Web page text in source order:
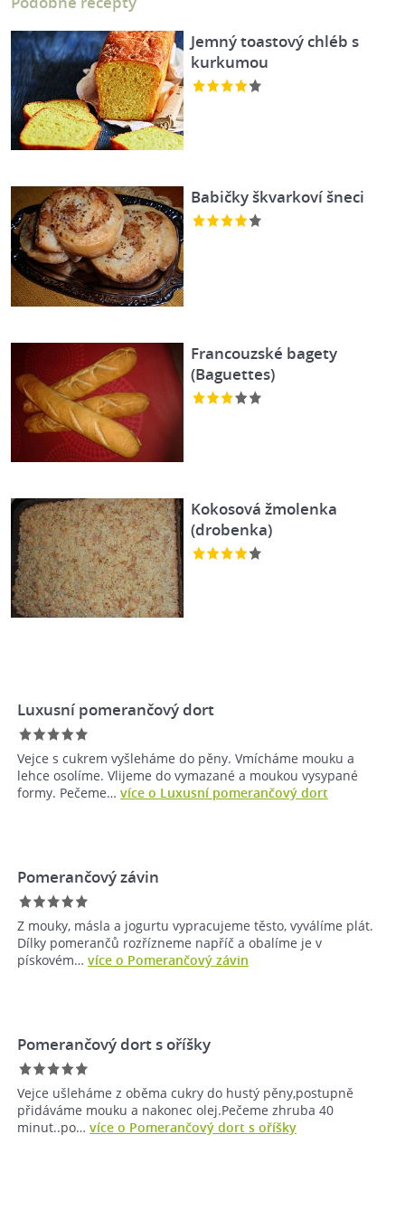
Jemný toastový chléb s
kurkumou
Babičky škvarkoví šneci
Francouzské bagety
(Baguettes)
Kokosová žmolenka
(drobenka)
Luxusní pomerančový dort
Vejce s cukrem vyšleháme do pěny. Vmícháme mouku a
lehce osolíme. Vlijeme do vymazané a moukou vysypané
formy. Pečeme… více o Luxusní pomerančový dort
Pomerančový závin
Z mouky, másla a jogurtu vypracujeme těsto, vyválíme plát.
Dílky pomerančů rozřízneme napříč a obalíme je v
pískovém… více o Pomerančový závin
Pomerančový dort s oříšky
Vejce ušleháme z oběma cukry do hustý pěny,postupně
přidáváme mouku a nakonec olej.Pečeme zhruba 40
minut..po… více o Pomerančový dort s oříšky